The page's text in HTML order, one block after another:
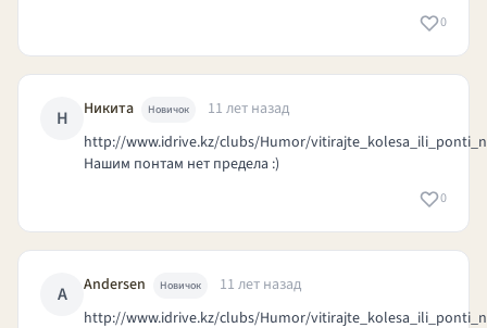
0
Н Никита Новичок
11 лет назад
http://www.idrive.kz/clubs/Humor/
Нашим понтам нет предела :)
0
A Andersen Новичок
11 лет назад
http://www.idrive.kz/clubs/Humor/vitirajte